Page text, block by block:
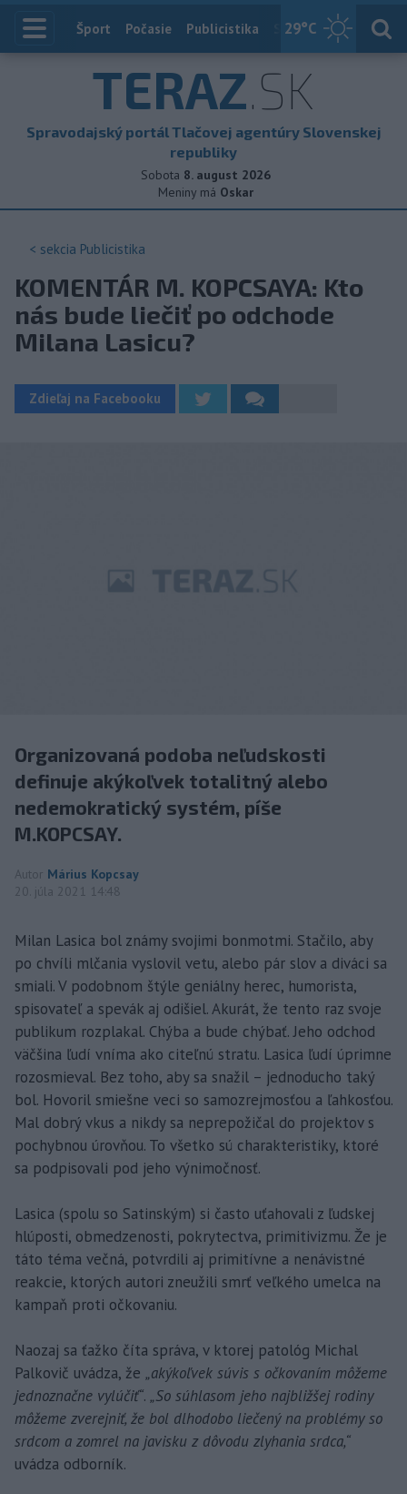
29°C
Index
Šport Počasie Publicistika Slovensko
TERAZ.SK
Spravodajský portál Tlačovej agentúry Slovenskej
republiky
Sobota 8. august 2026
Meniny má Oskar
< sekcia Publicistika
KOMENTÁR M. KOPCSAYA: Kto
nás bude liečiť po odchode
Milana Lasicu?
Zdieľaj na Facebooku
Organizovaná podoba neľudskosti
definuje akýkoľvek totalitný alebo
nedemokratický systém, píše
M.KOPCSAY.
Autor Márius Kopcsay
20. júla 2021 14:48
Milan Lasica bol známy svojimi bonmotmi. Stačilo, aby
po chvíli mlčania vyslovil vetu, alebo pár slov a diváci sa
smiali. V podobnom štýle geniálny herec, humorista,
spisovateľ a spevák aj odišiel. Akurát, že tento raz svoje
publikum rozplakal. Chýba a bude chýbať. Jeho odchod
väčšina ľudí vníma ako citeľnú stratu. Lasica ľudí úprimne
rozosmieval. Bez toho, aby sa snažil – jednoducho taký
bol. Hovoril smiešne veci so samozrejmosťou a ľahkosťou.
Mal dobrý vkus a nikdy sa neprepožičal do projektov s
pochybnou úrovňou. To všetko sú charakteristiky, ktoré
sa podpisovali pod jeho výnimočnosť.
Lasica (spolu so Satinským) si často uťahovali z ľudskej
hlúposti, obmedzenosti, pokrytectva, primitivizmu. Že je
táto téma večná, potvrdili aj primitívne a nenávistné
reakcie, ktorých autori zneužili smrť veľkého umelca na
kampaň proti očkovaniu.
Naozaj sa ťažko číta správa, v ktorej patológ Michal
Palkovič uvádza, že „akýkoľvek súvis s očkovaním môžeme
jednoznačne vylúčiť“. „So súhlasom jeho najbližšej rodiny
môžeme zverejniť, že bol dlhodobo liečený na problémy so
srdcom a zomrel na javisku z dôvodu zlyhania srdca,“
uvádza odborník.